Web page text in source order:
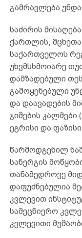
გამრავლება
საძირის
ქართლის,
საქართველოს
უხვმსხმოიარე
დამზადებული
გამოყენებული
და დაავადების
ჯიშების კალმები
ეგრისი და
წარმოდგენილ
სანერგის
თანამედროვე
დაფუძნებულია
კვლევით
სამეცნიერო
კვლევითი